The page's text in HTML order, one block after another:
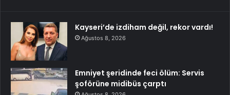
Kayseri’de izdiham değil, rekor vardı!
Ağustos 8, 2026
Emniyet şeridinde feci ölüm: Servis
şoförüne midibüs çarptı